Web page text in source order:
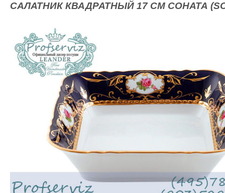
САЛАТНИК КВАДРАТНЫЙ 17 СМ СОНАТА